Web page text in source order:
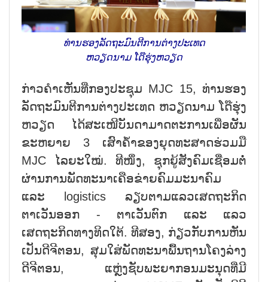
ທ່ານຮອງລັດຖະມົນຕີການຕ່າງປະເທດ
ຫວຽດນາມ ໂດ໊ຮຸ່ງຫວຽດ
ກ່າວຄຳເຫັນທີ່ກອງປະຊຸມ MJC 15, ທ່ານຮອງ
ລັດຖະມົນຕີການຕ່າງປະເທດ ຫວຽດນາມ ໂດ໊ຮຸ່ງ
ຫວຽດ ໄດ້ສະເໜີບັນດາມາດຕະການເພື່ອຜັນ
ຂະຫຍາຍ 3 ເສົາຄ້ຳຂອງຍຸດທະສາດຮ່ວມມື
MJC ໄລຍະໃໝ່. ທີໜຶ່ງ, ຊຸກຍູ້ສັງຄົມເຊື່ອມຕໍ່
ຜ່ານການພັດທະນາເຄືອຂ່າຍຄົມມະນາຄົມ
ແລະ logistics ລຽບຕາມແລວເສດຖະກິດ
ຕາເວັນອອກ - ຕາເວັນຕົກ ແລະ ແລວ
ເສດຖະກິດທາງທິດໃຕ້. ທີສອງ, ກ່ຽວກັບການຫັນ
ເປັນດີຈີຕອນ, ສຸມໃສ່ພັດທະນາພື້ນຖານໂຄງລ່າງ
ດີຈີຕອນ, ແຫຼ່ງຊັບພະຍາກອນມະນຸດທີ່ມີ